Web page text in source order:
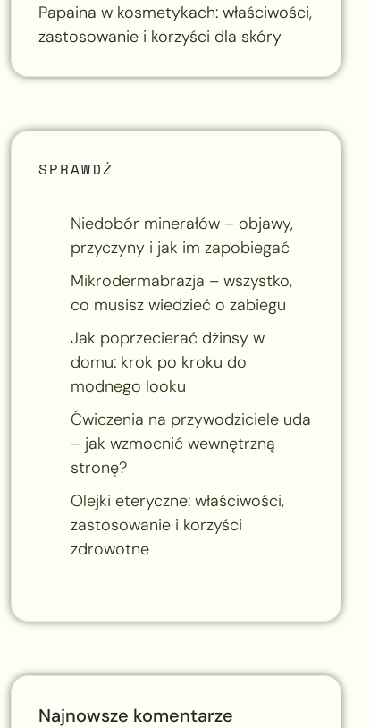
Papaina w kosmetykach: właściwości,
zastosowanie i korzyści dla skóry
SPRAWDŹ
Niedobór minerałów – objawy,
przyczyny i jak im zapobiegać
Mikrodermabrazja – wszystko,
co musisz wiedzieć o zabiegu
Jak poprzecierać dżinsy w
domu: krok po kroku do
modnego looku
Ćwiczenia na przywodziciele uda
– jak wzmocnić wewnętrzną
stronę?
Olejki eteryczne: właściwości,
zastosowanie i korzyści
zdrowotne
Najnowsze komentarze